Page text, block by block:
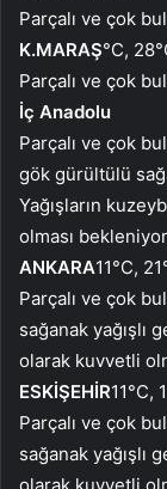
Parçalı ve çok
K.MARAŞ°C,
Parçalı ve çok
İç Anadolu
Parçalı ve çok
gök gürültülü
Yağışların
olması
ANKARA11°C,
Parçalı ve çok
sağanak yağışlı
olarak kuvvetli
ESKİŞEHİR11°C,
Parçalı ve çok
sağanak yağışlı
olarak kuvvetli